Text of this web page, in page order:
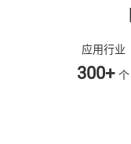
应用行业
300+ 个